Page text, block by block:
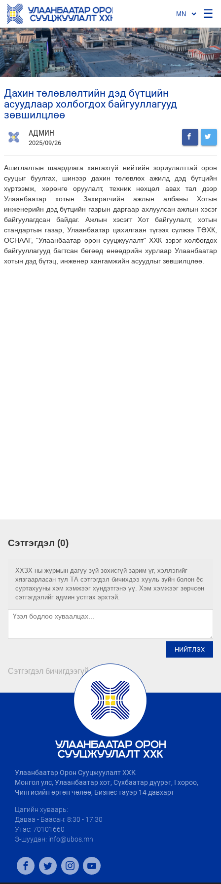
☰
дахин төлөвлөлтийн дэд бүтцийн
асуудлаар холбогдох байгууллагууд
зөвшилцлөө
АДМИН
2025/09/26
Ашиглалтын шаардлага хангахгүй нийтийн зориулалттай орон
сууцыг буулгах, шинээр дахин төлөвлөх ажилд дэд бүтцийн
хүртээмж, хөрөнгө оруулалт, техник нөхцөл авах тал дээр
Улаанбаатар хотын Захирагчийн ажлын албаны Хотын
инженерийн дэд бүтцийн газрын даргаар ахлуулсан ажлын хэсэг
байгуулагдсан байдаг. Ажлын хэсэгт Хот байгуулалт, хотын
стандартын газар, Улаанбаатар цахилгаан түгээх сүлжээ ТӨХК,
ОСНААГ, "Улаанбаатар орон сууцжуулалт" ХХК зэрэг холбогдох
байгууллагууд багтсан бөгөөд өнөөдрийн хурлаар Улаанбаатар
хотын дэд бүтэц, инженер хангамжийн асуудлыг зөвшилцлөө.
Сэтгэгдэл (0)
ХХЗХ-ны журмын дагуу зүй зохисгүй зарим үг, хэллэгийг
хязгаарласан тул ТА сэтгэгдэл бичихдээ хууль зүйн болон ёс
суртахууны хэм хэмжээг хүндэтгэнэ үү. Хэм хэмжээг зөрчсөн
сэтгэгдэлийг админ устгах эрхтэй.
НИЙТЛЭХ
Сэтгэгдэл бичигдээгүй байна
Улаанбаатар Орон Сууцжуулалт ХХК
Монгол улс, Улаанбаатар хот, Сүхбаатар дүүрэг, I хороо,
Чингисийн өргөн чөлөө, Бизнес тауэр 14 давхарт
Цагийн хуваарь:
Даваа - Баасан: 8:30 - 17:30
Утас: 70101660
Э-шуудан: info@ubos.mn